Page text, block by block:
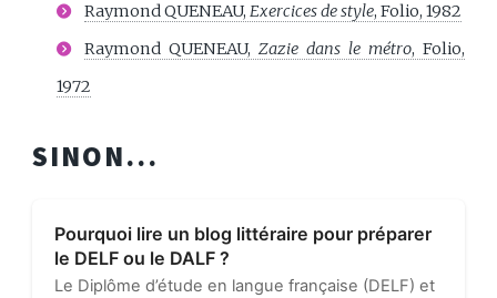
Raymond QUENEAU,Exercices de style, Folio, 1982
Raymond QUENEAU, Zazie dans le métro, Folio,
1972
SINON...
Pourquoi lire un blog littéraire pour préparer
le DELF ou le DALF ?
Le Diplôme d’étude en langue française (DELF) et